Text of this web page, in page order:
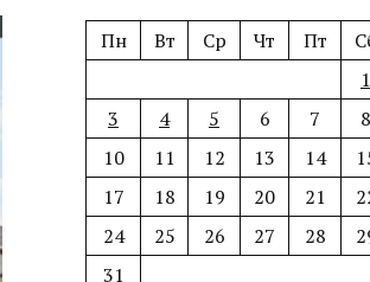
Пн Вт Ср Чт Пт
1
3
4 5 6 7 8
10
11 12 13 14
17
18 19 20 21
24
25 26 27 28
31